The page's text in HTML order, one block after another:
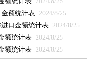
金额统计表 2024/8/25
进口金额统计表 2024/8/25
额统计表 2024/8/25
额统计表 2024/8/25